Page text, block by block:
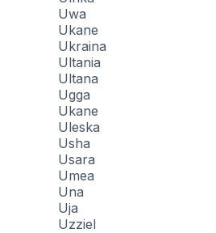
Uwa
Ukane
Ukraina
Ultania
Ultana
Ugga
Ukane
Uleska
Usha
Usara
Umea
Una
Uja
Uzziel